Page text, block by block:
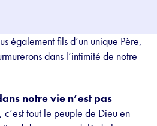
également fils d’un unique Père,
dans l’intimité de notre
notre vie n’est pas
tout le peuple de Dieu en